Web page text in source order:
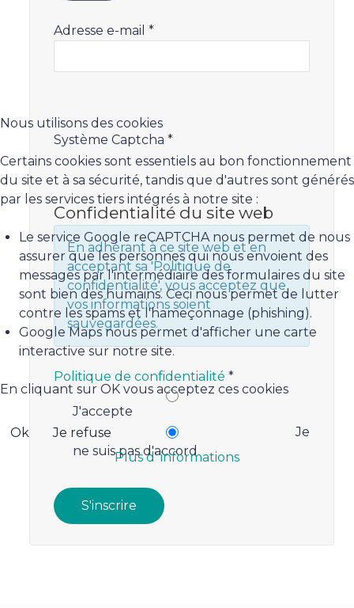
Adresse e-mail *
Système Captcha *
Confidentialité du site web
En adhérant à ce site web et en
acceptant sa 'Politique de
confidentialité', vous acceptez que
vos informations soient
sauvegardées.
Politique de confidentialité *
Politique de confidentialité
J'accepte
Je
ne suis pas d'accord
S'inscrire
Nous utilisons des cookies
Certains cookies sont essentiels au bon fonctionnement
du site et à sa sécurité, tandis que d'autres sont générés
par les services tiers intégrés à notre site :
Le service Google reCAPTCHA nous permet de nous
assurer que les personnes qui nous envoient des
messages par l'intermédiaire des formulaires du site
sont bien des humains. Ceci nous permet de lutter
contre les spams et l'hameçonnage (phishing).
Google Maps nous permet d'afficher une carte
interactive sur notre site.
En cliquant sur OK vous acceptez ces cookies
Ok
Je refuse
Plus d' informations